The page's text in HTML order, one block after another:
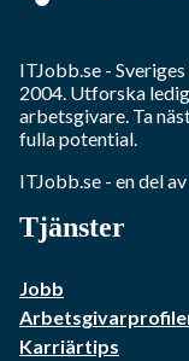
ITJobb.se -
2004. Utforska
arbetsgivare. Ta
fulla potential.
ITJobb.se - en del
Tjänster
Jobb
Karriärtips